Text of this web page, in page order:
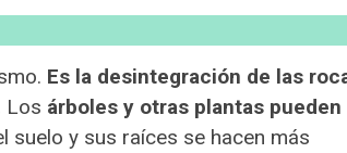
Es la desintegración de las
Los árboles y otras plantas pueden
suelo y sus raíces se hacen más